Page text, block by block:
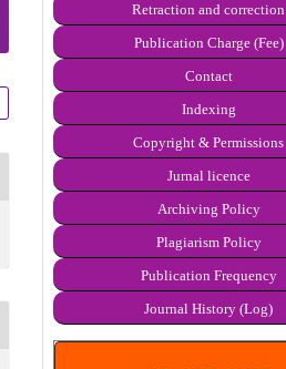
Retraction and correction
Publication Charge (Fee)
Contact
Indexing
Copyright & Permissions
Jurnal licence
Archiving Policy
Plagiarism Policy
Publication Frequency
Journal History (Log)